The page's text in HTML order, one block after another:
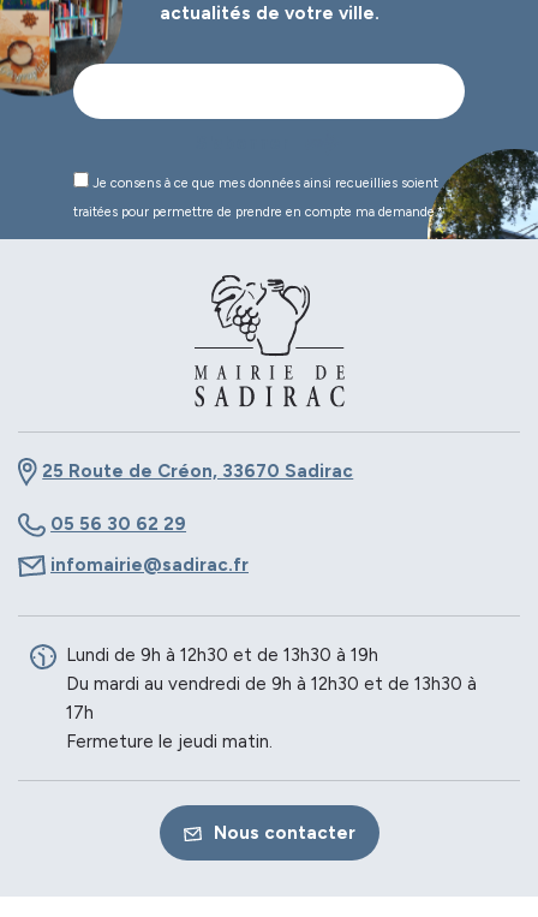
actualités de votre ville.
Je consens à ce que mes données ainsi recueillies soient
traitées pour permettre de prendre en compte ma demande.*
25 Route de Créon, 33670 Sadirac
05 56 30 62 29
infomairie@sadirac.fr
Lundi de 9h à 12h30 et de 13h30 à 19h
Du mardi au vendredi de 9h à 12h30 et de 13h30 à
17h
Fermeture le jeudi matin.
Nous contacter